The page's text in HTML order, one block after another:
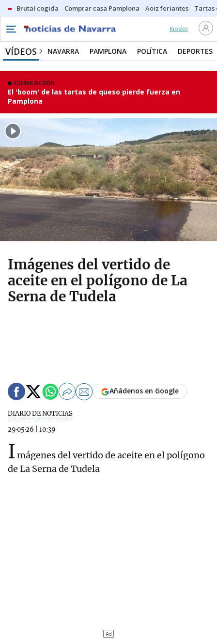
Brutal cogida Comprar casa Pamplona Aoiz feriantes Tartas
Kiosko
VÍDEOS NAVARRA PAMPLONA POLÍTICA DEPORTES
COMERCIOS
El 'boom' de las tartas de queso pierde fuerza en
Pamplona
Imágenes del vertido de
aceite en el polígono de La
Serna de Tudela
DIARIO DE NOTICIAS
29·05·26
10:39
Añádenos en Google
I mágenes del vertido de aceite en el polígono
de La Serna de Tudela